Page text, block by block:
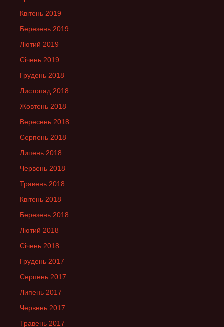
Квітень 2019
Березень 2019
Лютий 2019
Січень 2019
Грудень 2018
Листопад 2018
Жовтень 2018
Вересень 2018
Серпень 2018
Липень 2018
Червень 2018
Травень 2018
Квітень 2018
Березень 2018
Лютий 2018
Січень 2018
Грудень 2017
Серпень 2017
Липень 2017
Червень 2017
Травень 2017